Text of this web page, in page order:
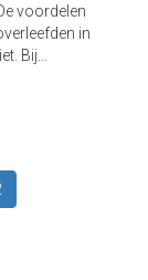
voordelen
in
Bij...